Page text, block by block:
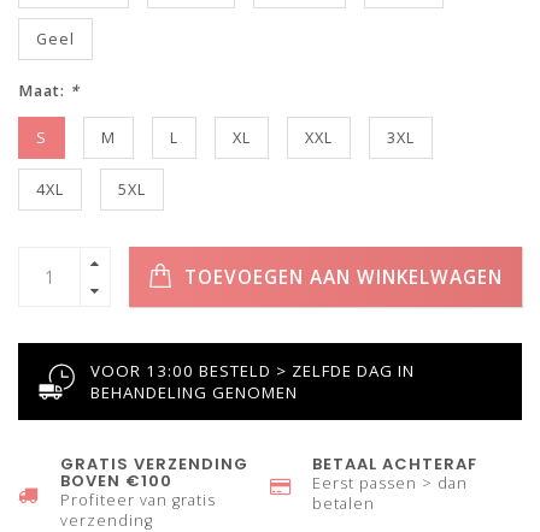
Geel
Maat: *
S M L XL XXL 3XL
4XL 5XL
TOEVOEGEN AAN WINKELWAGEN
VOOR 13:00 BESTELD > ZELFDE DAG IN
BEHANDELING GENOMEN
GRATIS VERZENDING
BOVEN €100
Profiteer van gratis
verzending
BETAAL ACHTERAF
Eerst passen > dan
betalen